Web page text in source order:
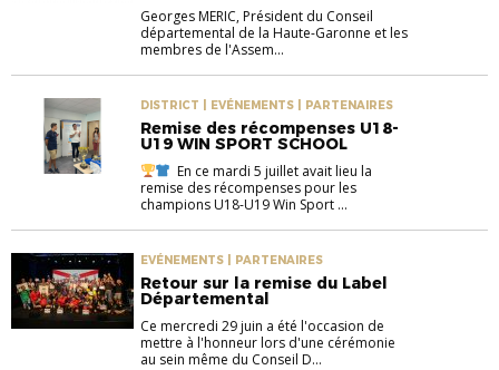
Georges MERIC, Président du Conseil
départemental de la Haute-Garonne et les
membres de l'Assem...
DISTRICT | EVÉNEMENTS | PARTENAIRES
Remise des récompenses U18-
U19 WIN SPORT SCHOOL
En ce mardi 5 juillet avait lieu la
remise des récompenses pour les
champions U18-U19 Win Sport ...
EVÉNEMENTS | PARTENAIRES
Retour sur la remise du Label
Départemental
Ce mercredi 29 juin a été l'occasion de
mettre à l'honneur lors d'une cérémonie
au sein même du Conseil D...